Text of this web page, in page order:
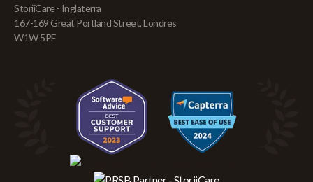
StoriiCare - Inglaterra
167-169 Great Portland Street, Londres
W1W 5PF